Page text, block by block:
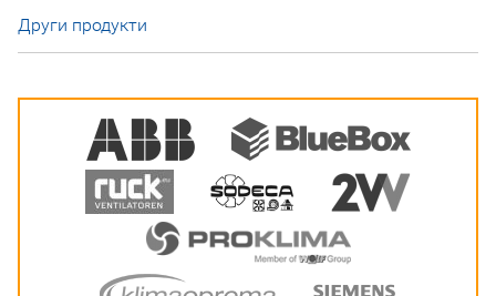
Други продукти